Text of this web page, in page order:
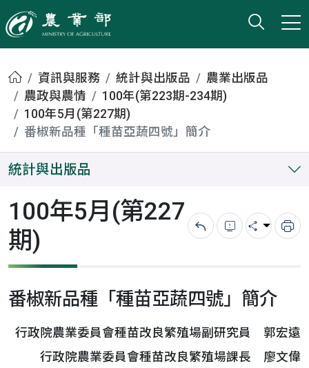
農業部
打開
小版
首頁資訊與服務 統計與出版品
農業出版品
農政與農情
100年(第223期-234期)
100年5月(第227期)
番椒新品種「種苗亞蔬四號」簡介
統計與出版品
100年5月(第227
期)
回上一頁錯誤回報
分享 列
番椒新品種「種苗亞蔬四號」簡介
行政院農業委員會種苗改良繁殖場副研究員 郭宏遠
行政院農業委員會種苗改良繁殖場課長 廖文偉